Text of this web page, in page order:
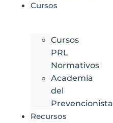
Cursos
Cursos
PRL
Normativos
Academia
del
Prevencionista
Recursos